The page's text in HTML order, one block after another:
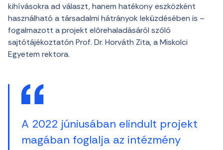
kihívásokra ad választ, hanem hatékony eszközként
használható a társadalmi hátrányok leküzdésében is –
fogalmazott a projekt előrehaladásáról szóló
sajtótájékoztatón Prof. Dr. Horváth Zita, a Miskolci
Egyetem rektora.
A 2022 júniusában elindult projekt
magában foglalja az intézmény